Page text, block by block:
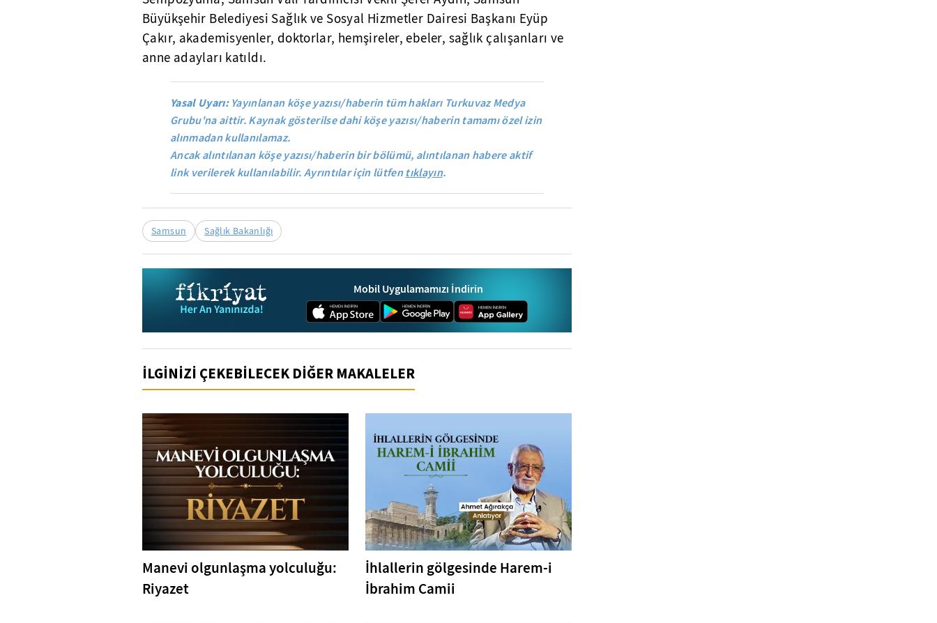
Büyükşehir Belediyesi Sağlık ve Sosyal Hizmetler Dairesi Başkanı Eyüp
Çakır, akademisyenler, doktorlar, hemşireler, ebeler, sağlık çalışanları ve
anne adayları katıldı.
Yasal Uyarı:Yayınlanan köşe yazısı/haberin tüm hakları Turkuvaz Medya
Grubu'na aittir. Kaynak gösterilse dahi köşe yazısı/haberin tamamı özel izin
alınmadan kullanılamaz.
Ancak alıntılanan köşe yazısı/haberin bir bölümü, alıntılanan habere aktif
link verilerek kullanılabilir. Ayrıntılar için lütfentıklayın.
Samsun Sağlık Bakanlığı
Mobil Uygulamamızı İndirin
İLGİNİZİ ÇEKEBİLECEK DİĞER MAKALELER
Manevi olgunlaşma yolculuğu:
Riyazet
İhlallerin gölgesinde Harem-i
İbrahim Camii